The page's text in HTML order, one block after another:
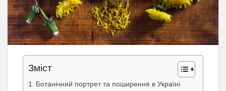
Зміст
Ботанічний портрет та поширення в Україні